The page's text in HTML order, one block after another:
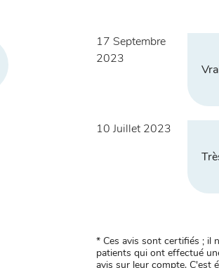
17 Septembre
2023
10 Juillet 2023
* Ces avis sont certifiés ; il
patients qui ont effectué
avis sur leur compte. C'est